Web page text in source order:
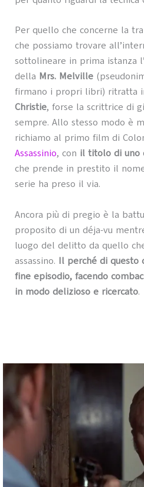
Per quello che concerne la
che possiamo trovare
sottolineare in prima istanza
della Mrs. Melville
firmano i propri libri) ritratta
Christie, forse la scrittrice di
sempre. Allo stesso modo è
richiamo al primo film di
Assassinio, con il titolo di uno
che prende in prestito il
serie ha preso il via.
Ancora più di pregio è la
proposito di un déja-vu
luogo del delitto da quello
assassino. Il perché di questo
fine episodio, facendo
in modo delizioso e ricercato.